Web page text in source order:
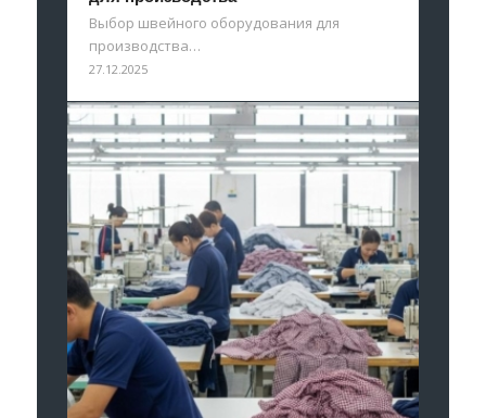
Выбор швейного оборудования для
производства…
27.12.2025